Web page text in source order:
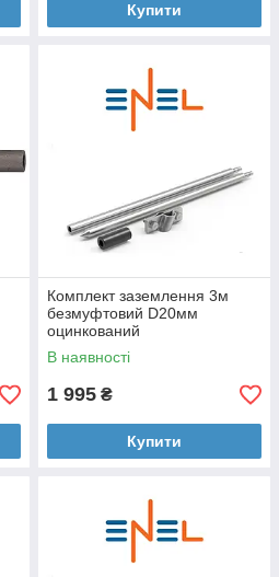
Купити
Комплект заземлення 3м
безмуфтовий D20мм
оцинкований
В наявності
1 995 ₴
Купити